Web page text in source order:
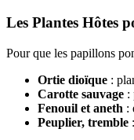
Les Plantes Hôtes
Pour que les papillons
Ortie dioïque :
Carotte sauvage :
Fenouil et aneth :
Peuplier, tremble